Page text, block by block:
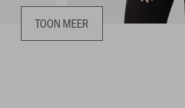
TOON MEER